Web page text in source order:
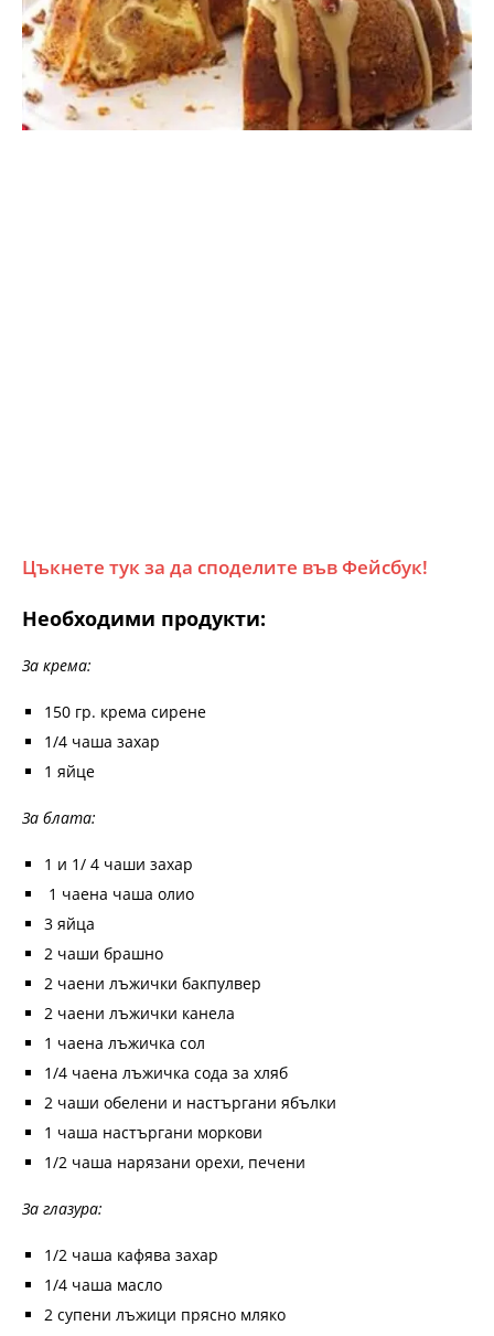
Цъкнете тук за да споделите във Фейсбук!
Необходими продукти:
За крема:
150 гр. крема сирене
1/4 чаша захар
1 яйце
За блата:
1 и 1/ 4 чаши захар
1 чаена чаша олио
3 яйца
2 чаши брашно
2 чаени лъжички бакпулвер
2 чаени лъжички канела
1 чаена лъжичка сол
1/4 чаена лъжичка сода за хляб
2 чаши обелени и настъргани ябълки
1 чаша настъргани моркови
1/2 чаша нарязани орехи, печени
За глазура:
1/2 чаша кафява захар
1/4 чаша масло
2 супени лъжици прясно мляко